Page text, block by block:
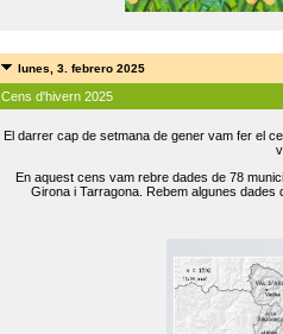
lunes, 3. febrero 2025
Cens d'hivern 2025
El darrer cap de setmana de gener vam fer el
En aquest cens vam rebre dades de 78
Girona i Tarragona. Rebem algunes